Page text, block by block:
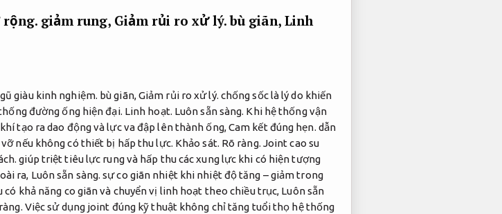
rộng.giảm rung, Giảm rủi ro xử lý.bù giãn, Linh
giàu kinh nghiệm. bù giãn,Giảm rủi ro xử lý. chống sốc là lý do khiến
đường ống hiện đại. Linh hoạt. Luôn sẵn sàng. Khi hệ thống vận
tạo ra dao động và lực va đập lên thành ống,Cam kết đúng hẹn. dẫn
nếu không có thiết bị hấp thu lực. Khảo sát. Rõ ràng. Joint cao su
giúp triệt tiêu lực rung và hấp thu các xung lực khi có hiện tượng
ra, Luôn sẵn sàng. sự co giãn nhiệt khi nhiệt độ tăng – giảm trong
có khả năng co giãn và chuyển vị linh hoạt theo chiều trục, Luôn sẵn
Việc sử dụng joint đúng kỹ thuật không chỉ tăng tuổi thọ hệ thống